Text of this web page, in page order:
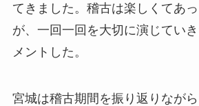
てきました。稽古は楽しくてあ
が、一回一回を大切に演じてい
メントした。
宮城は稽古期間を振り返りなが